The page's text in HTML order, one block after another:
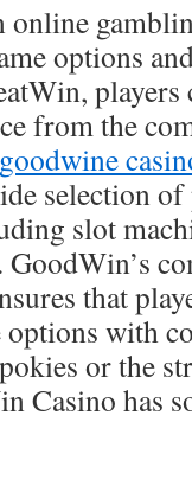
online
options
players
from the
goodwine
selection
slot
that
with
or the
Casino has